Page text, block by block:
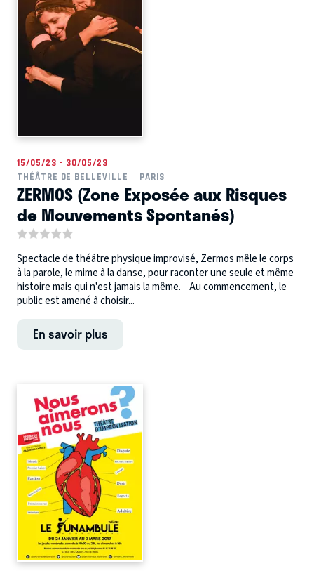
15/05/23 - 30/05/23
THÉÂTRE DE BELLEVILLE
PARIS
ZERMOS (Zone Exposée aux Risques
de Mouvements Spontanés)
Spectacle de théâtre physique improvisé, Zermos mêle le corps
à la parole, le mime à la danse, pour raconter une seule et même
histoire mais qui n'est jamais la même. Au commencement, le
public est amené à choisir...
En savoir plus